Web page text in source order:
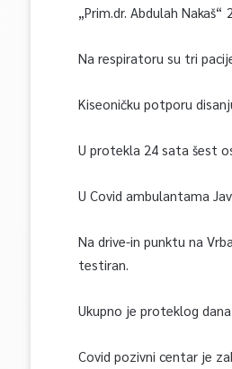
„Prim.dr. Abdulah Nakaš“
Na respiratoru su tri
Kiseoničku potporu
U protekla 24 sata šest
U Covid ambulantama
Na drive-in punktu na
testiran.
Ukupno je proteklog
Covid pozivni centar je